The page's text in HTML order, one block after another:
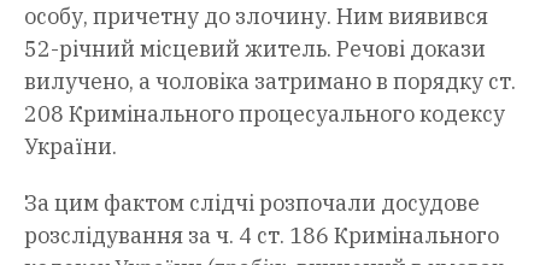
особу, причетну до злочину. Ним виявився
52-річний місцевий житель. Речові докази
вилучено, а чоловіка затримано в порядку ст.
208 Кримінального процесуального кодексу
України.
За цим фактом слідчі розпочали досудове
розслідування за ч. 4 ст. 186 Кримінального